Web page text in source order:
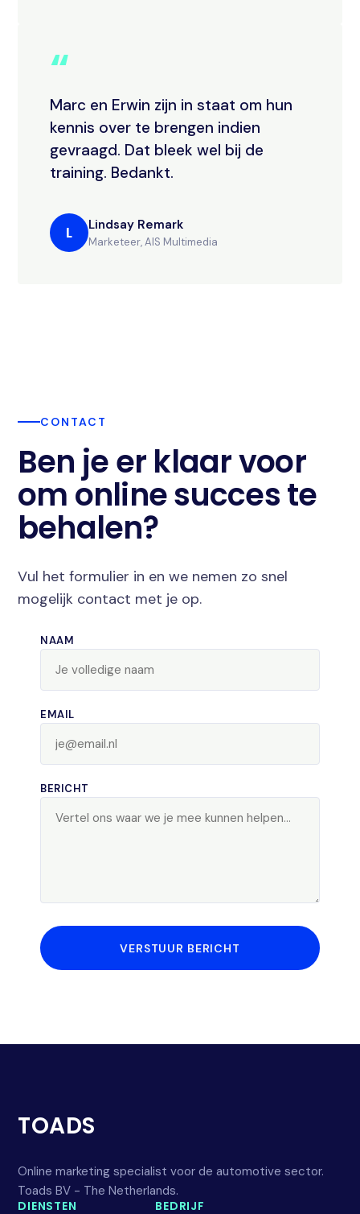
“
Marc en Erwin zijn in staat om hun
kennis over te brengen indien
gevraagd. Dat bleek wel bij de
training. Bedankt.
L Lindsay Remark
Marketeer, AIS Multimedia
CONTACT
Ben je er klaar voor
om online succes te
behalen?
Vul het formulier in en we nemen zo snel
mogelijk contact met je op.
NAAM
EMAIL
BERICHT
VERSTUUR BERICHT
TOADS
Online marketing specialist voor de automotive sector.
Toads BV - The Netherlands.
DIENSTEN
BEDRIJF